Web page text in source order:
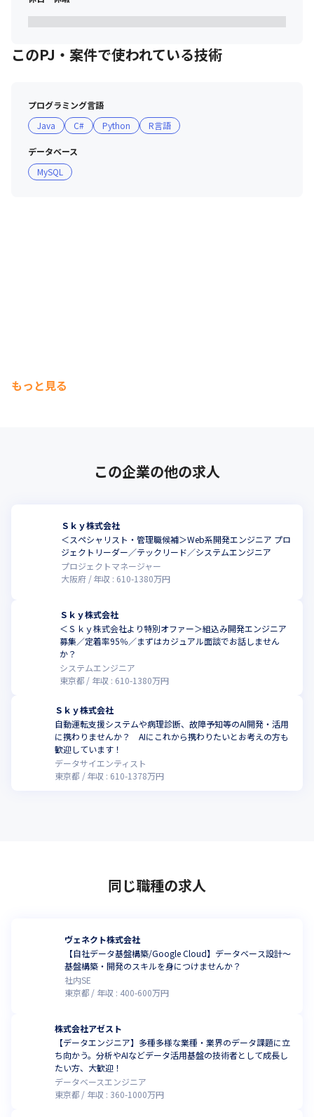
Web UIの構築・開発
DWH（データウェアハウス）等のデータ設計、
データの集約加工等のETL処理設計、BIを用いた
画面設計等を担当します。
・データ分析基盤開発の要件定義、設計・実装・試験
・データレイク、DWH、データマート、BIの構築・開発
このPJ・案件で使われている技術
プログラミング言語
Java
C# Python R言語
データベース
MySQL
もっと見る
この企業の他の求人
Ｓｋｙ株式会社
＜スペシャリスト・管理職候補＞Web系開発エンジニア プロ
ジェクトリーダー／テックリード／システムエンジニア
プロジェクトマネージャー
大阪府
年収 : 610-1380万円
Ｓｋｙ株式会社
＜Ｓｋｙ株式会社より特別オファー＞組込み開発エンジニア
募集／定着率95％／まずはカジュアル面談でお話しません
か？
システムエンジニア
東京都
年収 : 610-1380万円
Ｓｋｙ株式会社
自動運転支援システムや病理診断、故障予知等のAI開発・活用
に携わりませんか？ AIにこれから携わりたいとお考えの方も
歓迎しています！
データサイエンティスト
東京都
年収 : 610-1378万円
同じ職種の求人
ヴェネクト株式会社
【自社データ基盤構築/Google Cloud】データベース設計〜
基盤構築・開発のスキルを身につけませんか？
社内SE
東京都
年収 : 400-600万円
株式会社アゼスト
【データエンジニア】多種多様な業種・業界のデータ課題に立
ち向かう。分析やAIなどデータ活用基盤の技術者として成長し
たい方、大歓迎！
データベースエンジニア
東京都
年収 : 360-1000万円